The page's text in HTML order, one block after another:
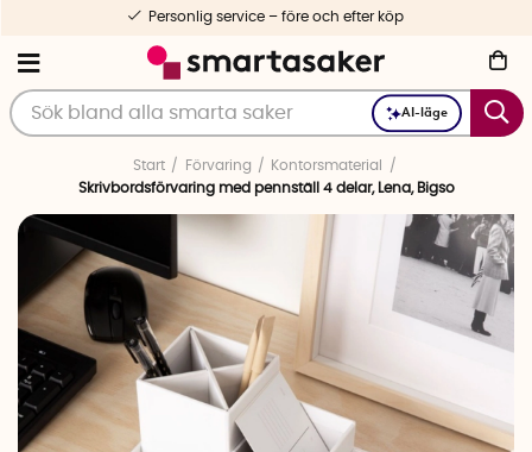
AI-läge
Personlig service – före och efter köp
Start Förvaring
Kontorsmaterial
Skrivbordsförvaring med pennställ 4 delar, Lena, Bigso